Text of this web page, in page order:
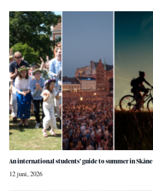
An international students’ guide to summer in Skåne
12 juni, 2026